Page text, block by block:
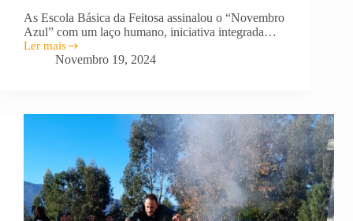
As Escola Básica da Feitosa assinalou o “Novembro
Azul” com um laço humano, iniciativa integrada…
Ler mais
EB
“NOVEMBRO
Novembro 19, 2024